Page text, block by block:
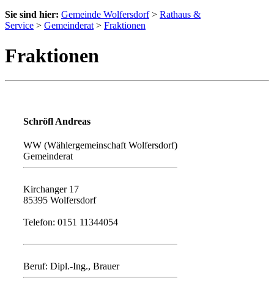
Sie sind hier: Gemeinde Wolfersdorf> Rathaus &
Service > Gemeinderat > Fraktionen
Fraktionen
Schröfl Andreas
WW (Wählergemeinschaft Wolfersdorf)
Gemeinderat
Kirchanger 17
85395 Wolfersdorf
Telefon: 0151 11344054
Beruf: Dipl.-Ing., Brauer